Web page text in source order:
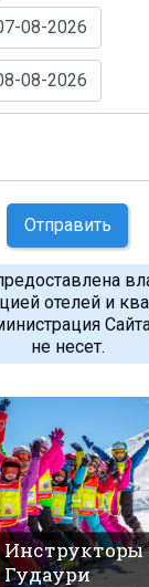
Отправить
отелей и
не несет.
Инструкторы
Гудаури